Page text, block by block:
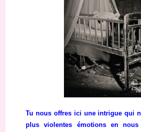
Tu nous offres ici une intrigue qui
plus violentes émotions en